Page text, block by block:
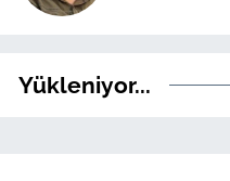
Yükleniyor...